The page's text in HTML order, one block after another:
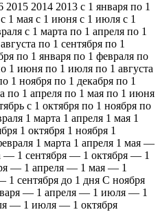
2014 2013 с 1 января по 1
1 мая с 1 июня с 1 июля с 1
с 1 марта по 1 апреля по 1
по 1 сентября по 1
по 1 января по 1 февраля по
1 июня по 1 июля по 1 августа
1 ноября по 1 декабря по 1
по 1 апреля по 1 мая по 1 июня
с 1 октября по 1 ноября по
1 марта 1 апреля 1 мая 1
1 октября 1 ноября 1
1 марта 1 апреля 1 мая —
1 сентября — 1 октября — 1
— 1 апреля — 1 мая — 1
сентября до 1 дня С ноября
— 1 апреля — 1 июля — 1
— 1 июля — 1 октября